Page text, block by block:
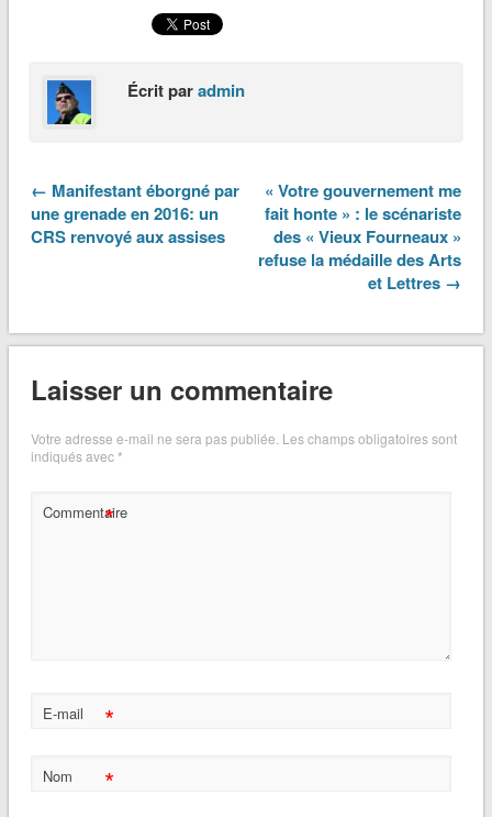
Écrit paradmin
← Manifestant éborgné par
une grenade en 2016: un
CRS renvoyé aux assises
« Votre gouvernement me
fait honte » : le scénariste
des « Vieux Fourneaux »
refuse la médaille des Arts
et Lettres →
Laisser un commentaire
Votre adresse e-mail ne sera pas publiée. Les champs obligatoires sont
indiqués avec*
Commentaire
*
E-mail *
Nom *